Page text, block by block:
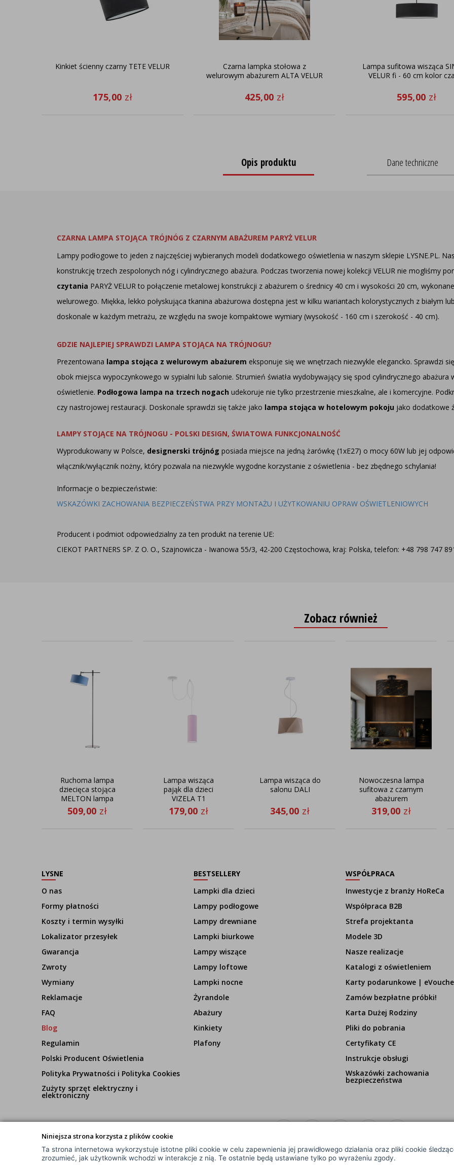
Niniejsza strona korzysta z plików cookie
Ta strona internetowa wykorzystuje istotne pliki cookie w celu zapewnienia jej prawidłowego działania oraz pliki cookie
zrozumieć, jak użytkownik wchodzi w interakcje z nią. Te ostatnie będą ustawiane tylko po wyrażeniu zgody.
Kinkiet ścienny czarny TETE VELUR
175,00 zł
Czarna lampka stołowa z
welurowym abażurem ALTA VELUR
425,00 zł
Lampa sufitowa wisząca
VELUR fi - 60 cm kolor
595,00 zł
Opis produktu Dane techniczne
CZARNA LAMPA STOJĄCA TRÓJNÓG Z CZARNYM ABAŻUREM PARYŻ VELUR
Lampy podłogowe to jeden z najczęściej wybieranych modeli dodatkowego oświetlenia w naszym sklepie LYSNE.PL.
konstrukcję trzech zespolonych nóg i cylindrycznego abażura. Podczas tworzenia nowej kolekcji VELUR nie mogliśmy
czytania PARYŻ VELUR to połączenie metalowej konstrukcji z abażurem o średnicy 40 cm i wysokości 20 cm,
welurowego. Miękka, lekko połyskująca tkanina abażurowa dostępna jest w kilku wariantach kolorystycznych z białym
doskonale w każdym metrażu, ze względu na swoje kompaktowe wymiary (wysokość - 160 cm i szerokość - 40 cm).
GDZIE NAJLEPIEJ SPRAWDZI LAMPA STOJĄCA NA TRÓJNOGU?
Prezentowana lampa stojąca z welurowym abażurem eksponuje się we wnętrzach niezwykle elegancko. Sprawdzi
obok miejsca wypoczynkowego w sypialni lub salonie. Strumień światła wydobywający się spod cylindrycznego
oświetlenie. Podłogowa lampa na trzech nogach udekoruje nie tylko przestrzenie mieszkalne, ale i komercyjne.
czy nastrojowej restauracji. Doskonale sprawdzi się także jako lampa stojąca w hotelowym pokoju jako dodatkowe
LAMPY STOJĄCE NA TRÓJNOGU - POLSKI DESIGN, ŚWIATOWA FUNKCJONALNOŚĆ
Wyprodukowany w Polsce, designerski trójnóg posiada miejsce na jedną żarówkę (1xE27) o mocy 60W lub jej
włącznik/wyłącznik nożny, który pozwala na niezwykle wygodne korzystanie z oświetlenia - bez zbędnego schylania!
Informacje o bezpieczeństwie:
WSKAZÓWKI ZACHOWANIA BEZPIECZEŃSTWA PRZY MONTAŻU I UŻYTKOWANIU OPRAW OŚWIETLENIOWYCH
Producent i podmiot odpowiedzialny za ten produkt na terenie UE:
CIEKOT PARTNERS SP. Z O. O., Szajnowicza - Iwanowa 55/3, 42-200 Częstochowa, kraj: Polska, telefon: +48 798 747
Zobacz również
Ruchoma lampa
dziecięca stojąca
MELTON lampa
stojąca z
regulowanym
509,00 zł
Lampa wisząca
pająk dla dzieci
VIZELA T1
179,00 zł
Lampa wisząca do
salonu DALI
345,00 zł
Nowoczesna lampa
sufitowa z czarnym
abażurem
WENECJA MARMUR
fi - 40 cm - kolor
319,00 zł
LYSNE
O nas
Formy płatności
Koszty i termin wysyłki
Lokalizator przesyłek
Gwarancja
Zwroty
Wymiany
Reklamacje
FAQ
Blog
Regulamin
Polski Producent Oświetlenia
Polityka Prywatności i Polityka Cookies
Zużyty sprzęt elektryczny i
elektroniczny
BESTSELLERY
Lampki dla dzieci
Lampy podłogowe
Lampy drewniane
Lampki biurkowe
Lampy wiszące
Lampy loftowe
Lampki nocne
Żyrandole
Abażury
Kinkiety
Plafony
WSPÓŁPRACA
Inwestycje z branży HoReCa
Współpraca B2B
Strefa projektanta
Modele 3D
Nasze realizacje
Katalogi z oświetleniem
Karty podarunkowe |
Zamów bezpłatne próbki!
Karta Dużej Rodziny
Pliki do pobrania
Certyfikaty CE
Instrukcje obsługi
Wskazówki zachowania
bezpieczeństwa
© Wszelkie Prawa Zastrzeżone